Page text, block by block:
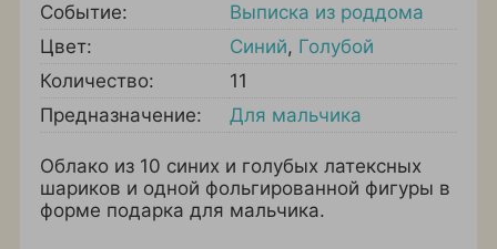
Событие:
Выписка из роддома
Цвет:
Синий, Голубой
Количество:
11
Предназначение:
Для мальчика
Облако из 10 синих и голубых латексных
шариков и одной фольгированной фигуры в
форме подарка для мальчика.